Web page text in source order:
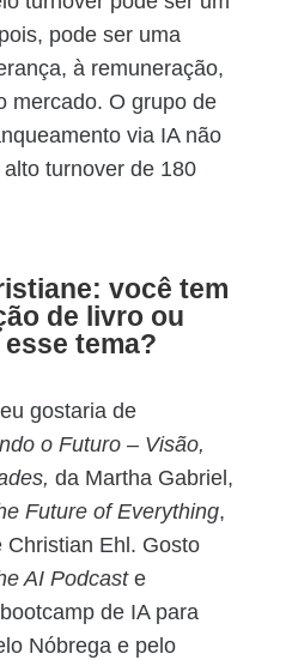
pode ser uma
à remuneração,
mercado. O grupo de
via IA não
turnover de 180
você tem
de livro ou
tema?
gostaria de
o Futuro – Visão,
da Martha Gabriel,
Future of Everything,
Ehl. Gosto
AI Podcaste
de IA para
Nóbrega e pelo